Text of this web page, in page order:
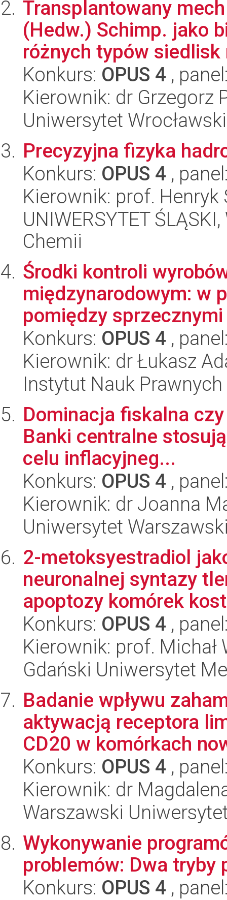
Transplantowany
(Hedw.) Schimp. jako
różnych typów siedlisk
Konkurs: OPUS 4 ,
Kierownik: dr Grzegorz
Uniwersytet
Precyzyjna fizyka
Konkurs: OPUS 4 ,
Kierownik: prof. Henryk
UNIWERSYTET
Chemii
Środki kontroli
międzynarodowym: w
pomiędzy
Konkurs: OPUS 4 ,
Kierownik: dr Łukasz
Instytut Nauk Prawnych
Dominacja fiskalna
Banki centralne
celu inflacyjneg...
Konkurs: OPUS 4 ,
Kierownik: dr Joanna
Uniwersytet
2-metoksyestradiol
neuronalnej syntazy
apoptozy komórek
Konkurs: OPUS 4 ,
Kierownik: prof. Michał
Gdański Uniwersytet
Badanie wpływu
aktywacją receptora
CD20 w komórkach
Konkurs: OPUS 4 ,
Kierownik: dr
Warszawski
Wykonywanie
problemów: Dwa
Konkurs: OPUS 4 ,